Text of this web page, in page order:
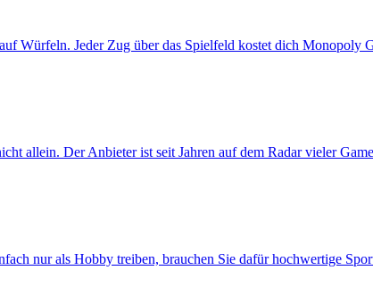
Würfeln. Jeder Zug über das Spielfeld kostet dich Monopoly
allein. Der Anbieter ist seit Jahren auf dem Radar vieler
nur als Hobby treiben, brauchen Sie dafür hochwertige